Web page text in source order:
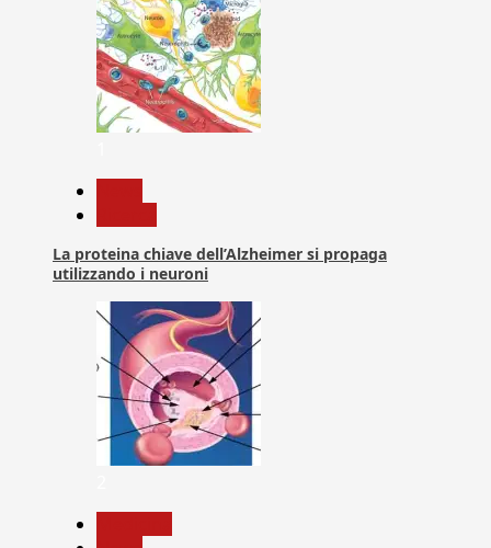
La proteina chiave dell’Alzheimer si propaga
utilizzando i neuroni